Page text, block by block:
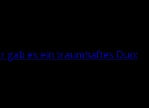
gab es ein traumhaftes Duo: